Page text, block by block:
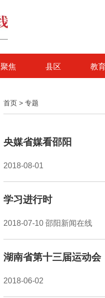
聚焦 县区 教
首页 > 专题
央媒省媒看邵阳
2018-08-01
学习进行时
2018-07-10 邵阳新闻在线
湖南省第十三届运动会
2018-06-02